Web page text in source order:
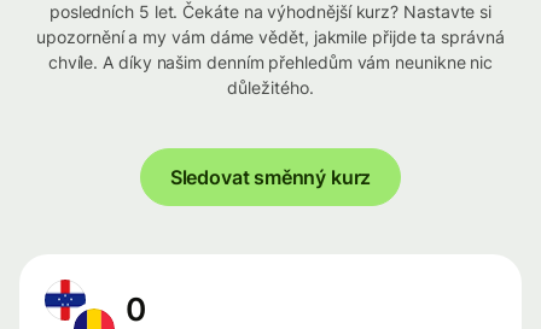
posledních 5 let. Čekáte na výhodnější kurz? Nastavte si
upozornění a my vám dáme vědět, jakmile přijde ta správná
chvíle. A díky našim denním přehledům vám neunikne nic
důležitého.
Sledovat směnný kurz
0